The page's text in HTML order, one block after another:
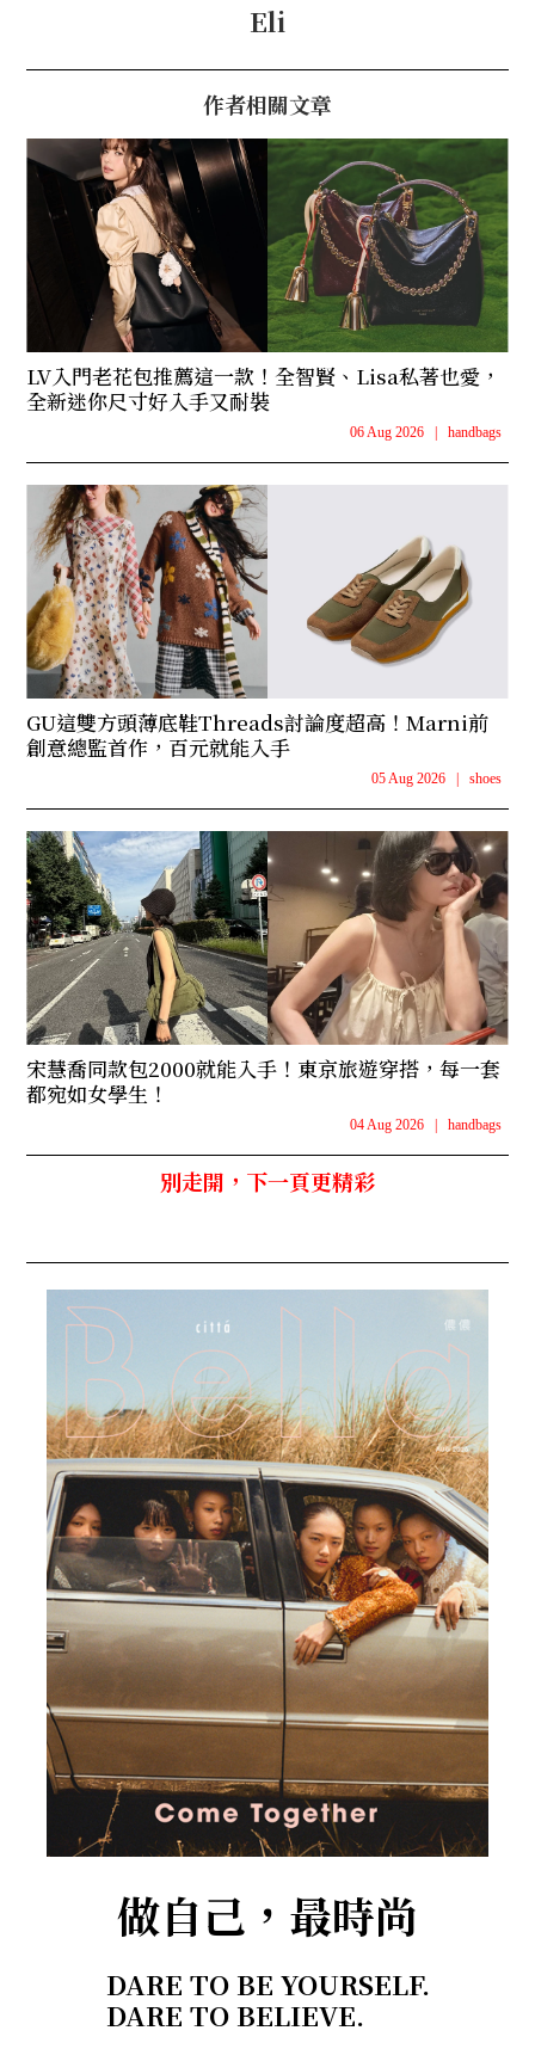
Eli
作者相關文章
LV入門老花包推薦這一款！全智賢、Lisa私著也愛，
全新迷你尺寸好入手又耐裝
06 Aug 2026 handbags
GU這雙方頭薄底鞋Threads討論度超高！Marni前
創意總監首作，百元就能入手
05 Aug 2026 shoes
宋慧喬同款包2000就能入手！東京旅遊穿搭，每一套
都宛如女學生！
04 Aug 2026 handbags
別走開，下一頁更精彩
做自己，最時尚
DARE TO BE YOURSELF.
DARE TO BELIEVE.